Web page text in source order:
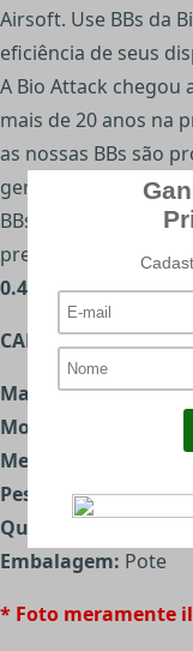
Airsoft. Use BBs da
eficiência de seus
A Bio Attack chegou
mais de 20 anos na
as nossas BBs são
geração e passam
BBs sem
precisas.
0.40g ideal para
CARACTERÍSTICAS:
Marca:Bio Attack
Modelo:
Sniper
Medida:
5.95mm/+-
Peso:
0,40g
Quantidade:
Embalagem: Pote
* Foto meramente